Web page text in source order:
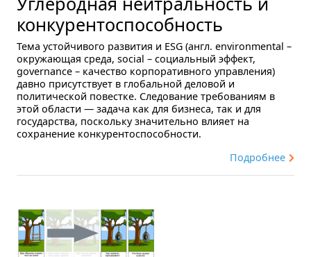
конкурентоспособность
Тема устойчивого развития и ESG (англ. environmental –
окружающая среда, social – социальный эффект,
governance – качество корпоративного управления)
давно присутствует в глобальной деловой и
политической повестке. Следование требованиям в
этой области — задача как для бизнеса, так и для
государства, поскольку значительно влияет на
сохранение конкурентоспособности.
Подробнее